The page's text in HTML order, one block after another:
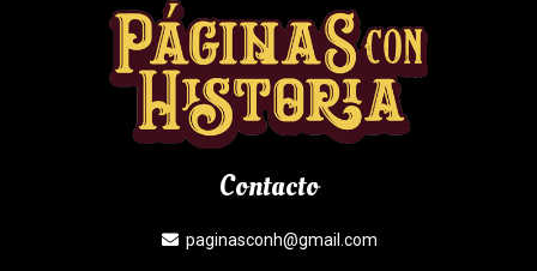
Contacto
paginasconh@gmail.com